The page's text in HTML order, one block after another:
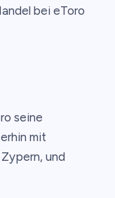
bei eToro
seine
mit
und